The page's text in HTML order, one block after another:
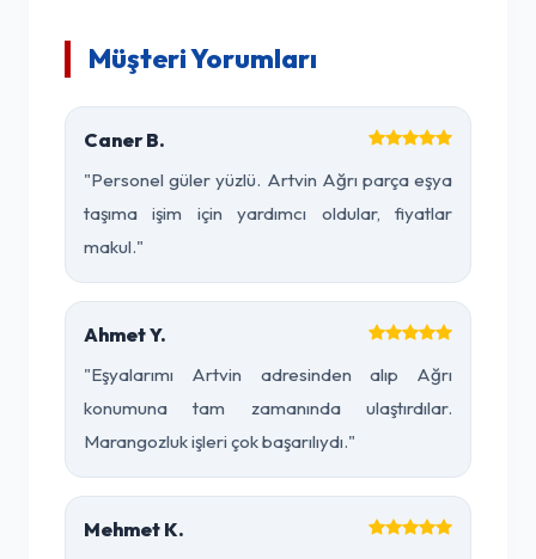
Müşteri Yorumları
Caner B.
"Personel güler yüzlü. Artvin Ağrı parça eşya
taşıma işim için yardımcı oldular, fiyatlar
makul."
Ahmet Y.
"Eşyalarımı Artvin adresinden alıp Ağrı
konumuna tam zamanında ulaştırdılar.
Marangozluk işleri çok başarılıydı."
Mehmet K.